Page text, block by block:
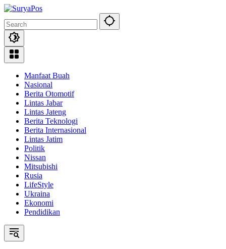
Skip
content
Manfaat Buah
Nasional
Berita Otomotif
Lintas Jabar
Lintas Jateng
Berita Teknologi
Berita Internasional
Lintas Jatim
Politik
Nissan
Mitsubishi
Rusia
LifeStyle
Ukraina
Ekonomi
Pendidikan